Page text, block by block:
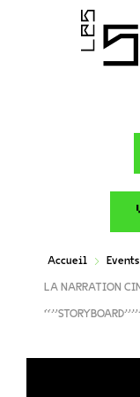
Accueil
LA NARRATION